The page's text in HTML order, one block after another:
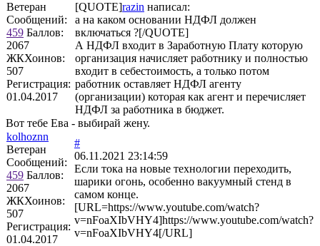
Ветеран
Сообщений:
459 Баллов:
2067
ЖКХоинов:
507
Регистрация:
01.04.2017
[QUOTE]razin написал:
а на каком основании НДФЛ должен
включаться ?[/QUOTE]
А НДФЛ входит в Заработную Плату которую
организация начисляет работнику и полностью
входит в себестоимость, а только потом
работник оставляет НДФЛ агенту
(организации) которая как агент и перечисляет
НДФЛ за работника в бюджет.
Вот тебе Ева - выбирай жену.
kolhoznn
Ветеран
Сообщений:
459 Баллов:
2067
ЖКХоинов:
507
Регистрация:
01.04.2017
#
06.11.2021 23:14:59
Если тока на новые технологии переходить,
шарики огонь, особенно вакуумный стенд в
самом конце.
[URL=https://www.youtube.com/watch?
v=nFoaXIbVHY4]https://www.youtube.com/watch?
v=nFoaXIbVHY4[/URL]